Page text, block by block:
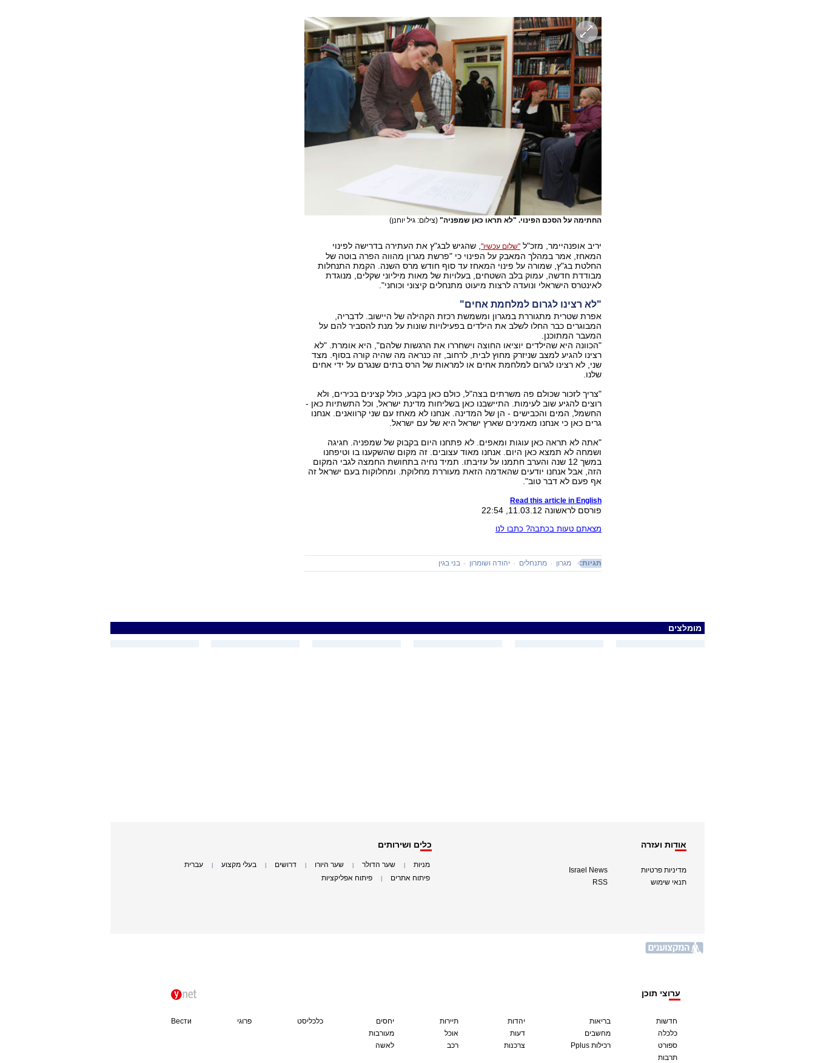
החתימה על הסכם הפינוי. "לא תראו כאן שמפניה" (צילום: גיל יוחנן)
יריב אופנהיימר, מזכ"ל "שלום עכשיו", שהגיש לבג"ץ את העתירה בדרישה לפינוי
המאחז, אמר במהלך המאבק על הפינוי כי "פרשת מגרון מהווה הפרה בוטה של
החלטת בג"ץ, שמורה על פינוי המאחז עד סוף חודש מרס השנה. הקמת התנחלות
מבודדת חדשה, עמוק בלב השטחים, בעלויות של מאות מיליוני שקלים, מנוגדת
לאינטרס הישראלי ונועדה לרצות מיעוט מתנחלים קיצוני וכוחני".
"לא רצינו לגרום למלחמת אחים"
אפרת שטרית מתגוררת במגרון ומשמשת רכזת הקהילה של היישוב. לדבריה,
המבוגרים כבר החלו לשלב את הילדים בפעילויות שונות על מנת להסביר להם על
המעבר המתוכנן.
"הכוונה היא שהילדים יוציאו החוצה וישחררו את הרגשות שלהם", היא אומרת. "לא
רצינו להגיע למצב שניזרק מחוץ לבית, לרחוב, זה כנראה מה שהיה קורה בסוף. מצד
שני, לא רצינו לגרום למלחמת אחים או למראות של הרס בתים שנגרם על ידי אחים
שלנו.
"צריך לזכור שכולם פה משרתים בצה"ל, כולם כאן בקבע, כולל קצינים בכירים, ולא
רוצים להגיע שוב לעימות. התיישבנו כאן בשליחות מדינת ישראל, וכל התשתיות כאן -
החשמל, המים והכבישים - הן של המדינה. אנחנו לא מאחז עם שני קרוואנים. אנחנו
גרים כאן כי אנחנו מאמינים שארץ ישראל היא של עם ישראל.
"אתה לא תראה כאן עוגות ומאפים. לא פתחנו היום בקבוק של שמפניה. חגיגה
ושמחה לא תמצא כאן היום. אנחנו מאוד עצובים. זה מקום שהשקענו בו וטיפחנו
במשך 12 שנה והערב חתמנו על עזיבתו. תמיד נחיה בתחושת החמצה לגבי המקום
הזה, אבל אנחנו יודעים שהאדמה הזאת מעוררת מחלוקת. ומחלוקות בעם ישראל זה
אף פעם לא דבר טוב".
Read this article in English
פורסם לראשונה 11.03.12, 22:54
מצאתם טעות בכתבה? כתבו לנו
תגיות: מגרון מתנחלים יהודה ושומרון בני בגין
מומלצים
אודות ועזרה
מדיניות פרטיות
תנאי שימוש
Israel News
RSS
כלים ושירותים
מניות שער הדולר שער היורו דרושים בעלי מקצוע עברית
פיתוח אתרים פיתוח אפליקציות
ערוצי תוכן
חדשות
כלכלה
ספורט
תרבות
בריאות
מחשבים
Pplus רכילות
יהדות
דעות
צרכנות
תיירות
אוכל
רכב
יחסים
מעורבות
לאשה
כלכליסט פרוגי Вести